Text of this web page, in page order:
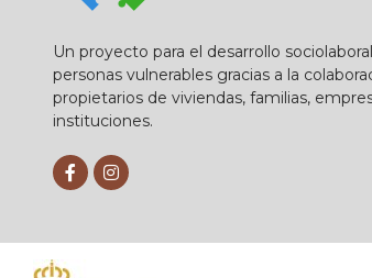
Un proyecto para el desarrollo
personas vulnerables gracias a la
propietarios de viviendas, familias,
instituciones.